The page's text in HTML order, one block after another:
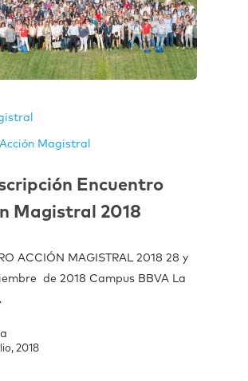
Magistral
Encuentro
Magistral 2018
ACCIÓN MAGISTRAL 2018 28 y
de 2018 Campus BBVA La
2018